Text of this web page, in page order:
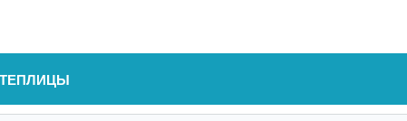
ТЕПЛИЦЫ